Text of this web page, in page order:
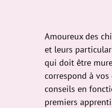
Amoureux des
et leurs
qui doit être
correspond à
conseils en
premiers